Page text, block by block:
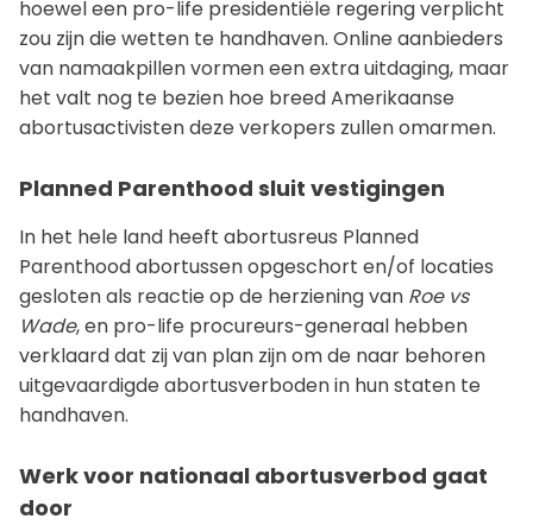
hoewel een pro-life presidentiële regering verplicht
zou zijn die wetten te handhaven. Online aanbieders
van namaakpillen vormen een extra uitdaging, maar
het valt nog te bezien hoe breed Amerikaanse
abortusactivisten deze verkopers zullen omarmen.
Planned Parenthood sluit vestigingen
In het hele land heeft abortusreus Planned
Parenthood abortussen opgeschort en/of locaties
gesloten als reactie op de herziening van Roe vs
Wade, en pro-life procureurs-generaal hebben
verklaard dat zij van plan zijn om de naar behoren
uitgevaardigde abortusverboden in hun staten te
handhaven.
Werk voor nationaal abortusverbod gaat
door